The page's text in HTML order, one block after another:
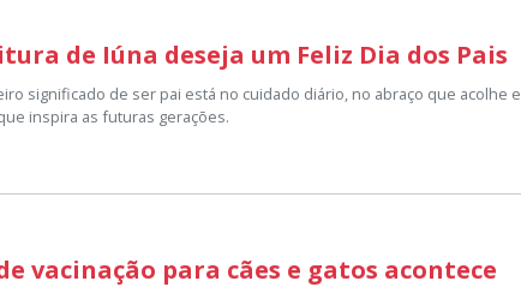
de Iúna deseja um Feliz Dia dos Pais
significado de ser pai está no cuidado diário, no abraço que acolhe
inspira as futuras gerações.
Institucional
vacinação para cães e gatos acontece